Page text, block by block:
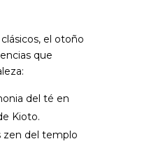
el otoño
que
del té en
Kioto.
zen del templo